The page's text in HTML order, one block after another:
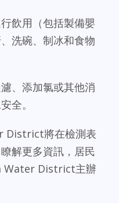
飲用（包括製備嬰
洗碗、制冰和食物
、添加氯或其他消
全。
District將在檢測表
解更多資訊，居民
Water District主辦